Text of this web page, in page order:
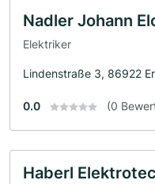
Nadler Johann
Elektriker
Lindenstraße 3, 86922
0.0 (0
Haberl